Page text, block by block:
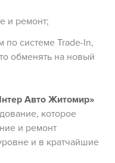
и ремонт;
по системе Trade-In,
обменять на новый
Авто Житомир»
которое
и ремонт
и в кратчайшие